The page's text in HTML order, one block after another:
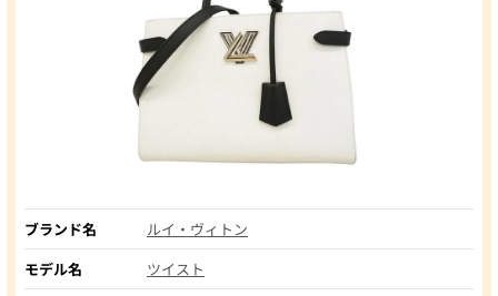
ブランド名
ルイ・ヴィトン
モデル名
ツイスト